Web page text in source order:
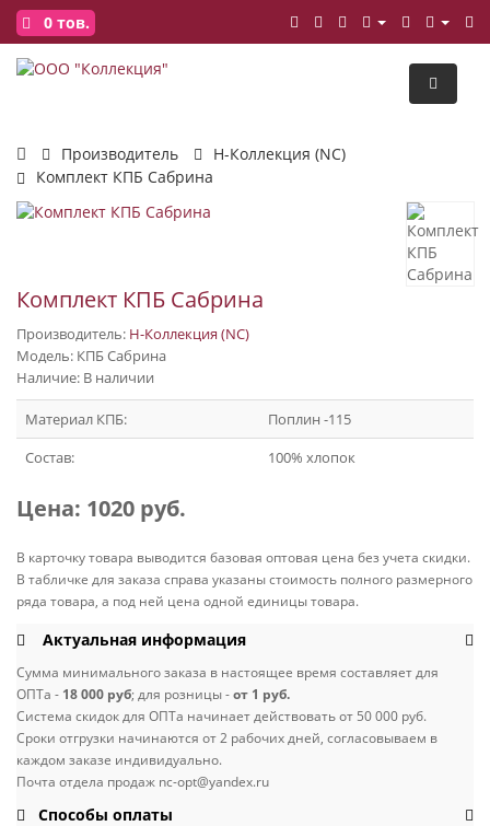
0 тов.
Производитель
Н-Коллекция (NC)
Комплект КПБ Сабрина
Комплект КПБ Сабрина
Производитель: Н-Коллекция (NC)
Модель: КПБ Сабрина
Наличие: В наличии
Материал КПБ:
Поплин -115
Состав:
100% хлопок
Цена: 1020 руб.
В карточку товара выводится базовая оптовая цена без учета скидки.
В табличке для заказа справа указаны стоимость полного размерного
ряда товара, а под ней цена одной единицы товара.
Актуальная информация
Сумма минимального заказа в настоящее время составляет для
ОПТа - 18 000 руб; для розницы -от 1 руб.
Система скидок для ОПТа начинает действовать от 50 000 руб.
Сроки отгрузки начинаются от 2 рабочих дней, согласовываем в
каждом заказе индивидуально.
Почта отдела продаж nc-opt@yandex.ru
Способы оплаты